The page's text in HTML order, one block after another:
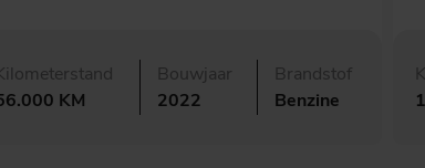
KM
Bouwjaar
2022
Brandstof
Benzine